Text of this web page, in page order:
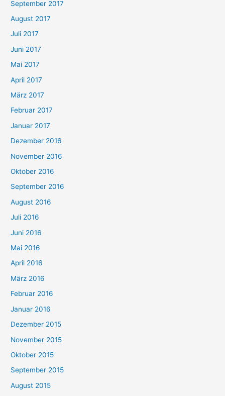
September 2017
August 2017
Juli 2017
Juni 2017
Mai 2017
April 2017
März 2017
Februar 2017
Januar 2017
Dezember 2016
November 2016
Oktober 2016
September 2016
August 2016
Juli 2016
Juni 2016
Mai 2016
April 2016
März 2016
Februar 2016
Januar 2016
Dezember 2015
November 2015
Oktober 2015
September 2015
August 2015